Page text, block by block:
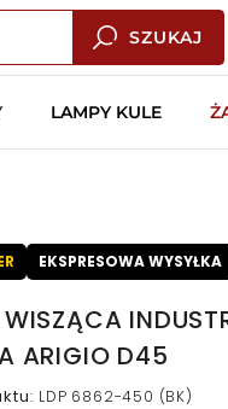
SZUKAJ
LAMPY KULE
EKSPRESOWA WYSYŁKA
ARIGIO D45
: LDP 6862-450 (BK)